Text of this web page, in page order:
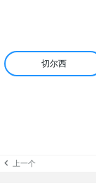
切尔西
上一个